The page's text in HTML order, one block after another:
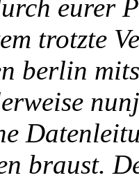
eurer
trotzte
berlin
braust.